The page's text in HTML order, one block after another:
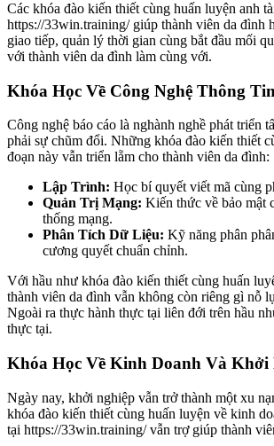
Các khóa đào kiến thiết cùng huấn luyện anh
https://33win.training/ giúp thành viên da đình
giao tiếp, quản lý thời gian cùng bắt đầu mối
với thành viên da đình làm cùng với.
Khóa Học Về Công Nghệ Thông Tin
Công nghệ báo cáo là nghành nghề phát triển
phải sự chũm đổi. Những khóa đào kiến thiết
đoạn này vẫn triển lẵm cho thành viên da đình:
Lập Trình: Học bí quyết viết mã cùng
Quản Trị Mạng: Kiến thức về bảo mật
thống mạng.
Phân Tích Dữ Liệu: Kỹ năng phân
cương quyết chuẩn chỉnh.
Với hầu như khóa đào kiến thiết cùng huấn
thành viên da đình vẫn không còn riêng gì nỗ
Ngoài ra thực hành thực tại liên đới trên hầu
thực tại.
Khóa Học Về Kinh Doanh Và Khởi
Ngày nay, khởi nghiệp vẫn trở thành một xu
khóa đào kiến thiết cùng huấn luyện về kinh
tại https://33win.training/ vẫn trợ giúp thành